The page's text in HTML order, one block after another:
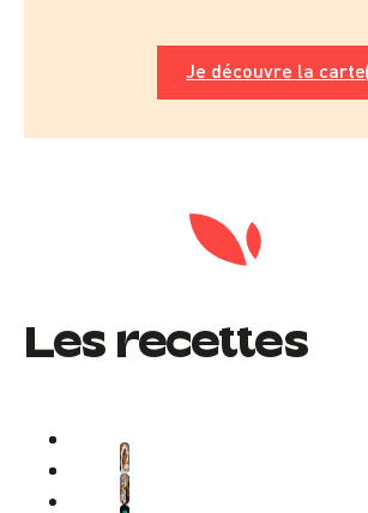
Je découvre la carte
Les recettes